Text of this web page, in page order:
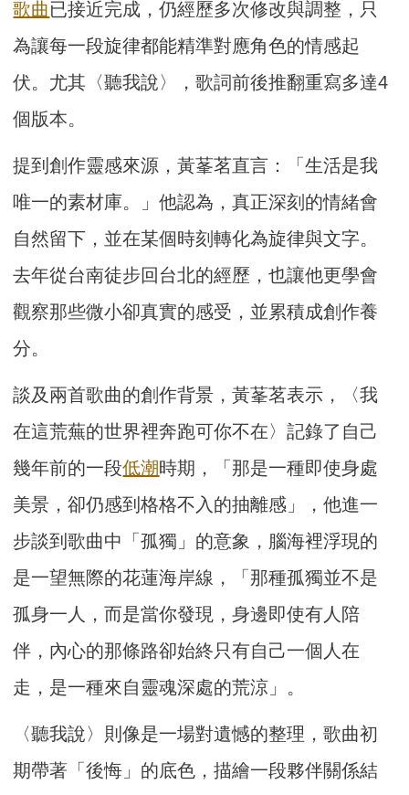
歌曲已接近完成，仍經歷多次修改與調整，只
為讓每一段旋律都能精準對應角色的情感起
伏。尤其〈聽我說〉，歌詞前後推翻重寫多達4
個版本。
提到創作靈感來源，黃莑茗直言：「生活是我
唯一的素材庫。」他認為，真正深刻的情緒會
自然留下，並在某個時刻轉化為旋律與文字。
去年從台南徒步回台北的經歷，也讓他更學會
觀察那些微小卻真實的感受，並累積成創作養
分。
談及兩首歌曲的創作背景，黃莑茗表示，〈我
在這荒蕪的世界裡奔跑可你不在〉記錄了自己
幾年前的一段低潮時期，「那是一種即使身處
美景，卻仍感到格格不入的抽離感」，他進一
步談到歌曲中「孤獨」的意象，腦海裡浮現的
是一望無際的花蓮海岸線，「那種孤獨並不是
孤身一人，而是當你發現，身邊即使有人陪
伴，內心的那條路卻始終只有自己一個人在
走，是一種來自靈魂深處的荒涼」。
〈聽我說〉則像是一場對遺憾的整理，歌曲初
期帶著「後悔」的底色，描繪一段夥伴關係結